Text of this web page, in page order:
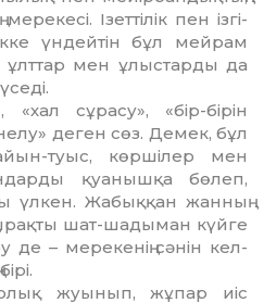
Ізеттілік пен ізгі­
үндейтін бұл мейрам
ұлттар мен ұлыстарды да
сұ­ра­су», «бір-бірін
деген сөз. Демек, бұл
туыс, көр­ші­лер мен
қуанышқа бөлеп,
үлкен. Жабыққан жанның
шат-шадыман күйге
де – мерекенің сәнін кел­
жуы­нып, жұпар иіс